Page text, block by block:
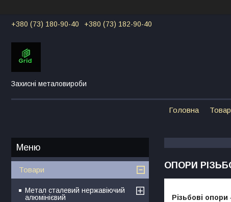
+380 (73) 180-90-40 +380 (73) 182-90-40
Захисні металовироби
Головна
ОПОРИ
Різьбові опори
Товари
Метал сталевий нержавіючий
алюмінієвий